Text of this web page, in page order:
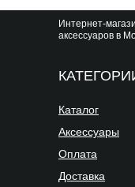
Аксессуары
Каталог
Оплата
Доставка
Интернет-
аксессуаров в